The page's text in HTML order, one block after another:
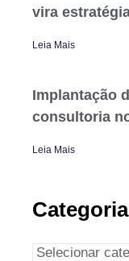
vira
Leia Mais
Implantação
consultoria
Leia Mais